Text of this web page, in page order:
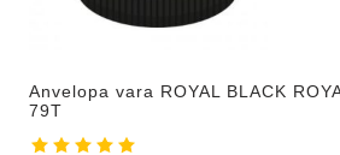
Anvelopa vara ROYAL BLACK
79T